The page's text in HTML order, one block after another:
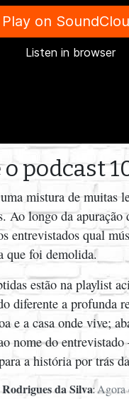
o podcast
mistura de muitas
Ao longo da apuração
entrevistados qual
que foi demolida.
estão na playlist
diferente a profunda
e a casa onde vive;
nome do
a história por trás
da Silva: Agora